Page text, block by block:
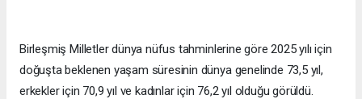
Birleşmiş Milletler dünya nüfus tahminlerine göre 2025 yılı için
doğuşta beklenen yaşam süresinin dünya genelinde 73,5 yıl,
erkekler için 70,9 yıl ve kadınlar için 76,2 yıl olduğu görüldü.